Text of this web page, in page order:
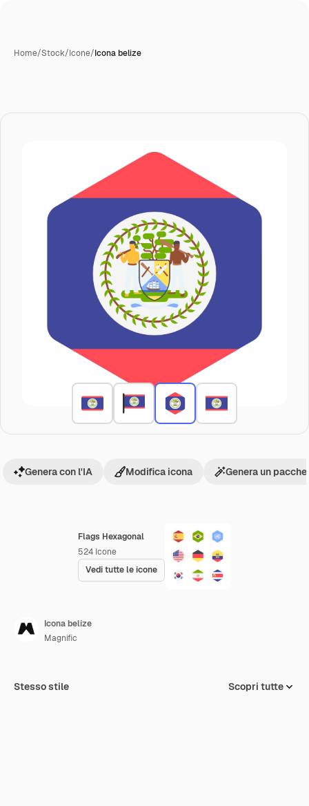
Home/Stock/Icone/Icona belize
Flags Hexagonal
524 Icone
Vedi tutte le icone
Genera con l'IA Modifica icona Genera un
Icona belize
Magnific
Stesso stile Scopri tutte